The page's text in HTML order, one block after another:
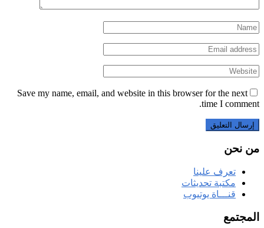
Save my name, email, and website in this browser for the next
time I comment.
من نحن
تعرف علينا
مكتبة تحديثات
قنـــاة يوتيوب
المجتمع